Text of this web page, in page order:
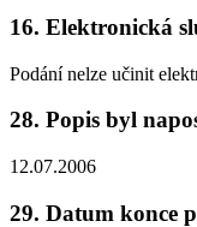
16. Elektronická
Podání nelze učinit
28. Popis byl
12.07.2006
29. Datum konce